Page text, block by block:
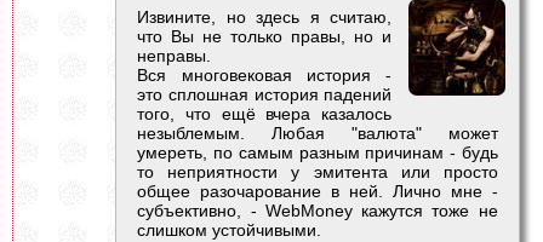
Извините, но здесь я считаю,
что Вы не только правы, но и
неправы.
Вся многовековая история -
это сплошная история падений
того, что ещё вчера казалось
незыблемым. Любая "валюта" может
умереть, по самым разным причинам - будь
то неприятности у эмитента или просто
общее разочарование в ней. Лично мне -
субъективно, - WebMoney кажутся тоже не
слишком устойчивыми.